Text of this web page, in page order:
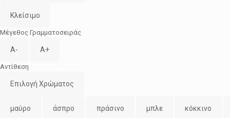
Κλείσιμο
Μέγεθος Γραμματοσειράς
A- A+
Αντίθεση
Επιλογή Χρώματος
μαύρο άσπρο πράσινο μπλε κόκκινο